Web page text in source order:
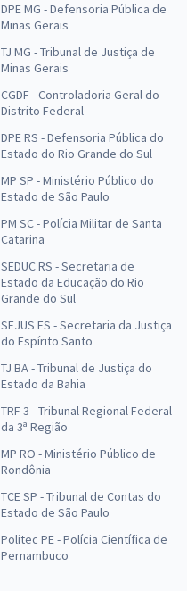
DPE MG - Defensoria Pública de
Minas Gerais
TJ MG - Tribunal de Justiça de
Minas Gerais
CGDF - Controladoria Geral do
Distrito Federal
DPE RS - Defensoria Pública do
Estado do Rio Grande do Sul
MP SP - Ministério Público do
Estado de São Paulo
PM SC - Polícia Militar de Santa
Catarina
SEDUC RS - Secretaria de
Estado da Educação do Rio
Grande do Sul
SEJUS ES - Secretaria da Justiça
do Espírito Santo
TJ BA - Tribunal de Justiça do
Estado da Bahia
TRF 3 - Tribunal Regional Federal
da 3ª Região
MP RO - Ministério Público de
Rondônia
TCE SP - Tribunal de Contas do
Estado de São Paulo
Politec PE - Polícia Científica de
Pernambuco